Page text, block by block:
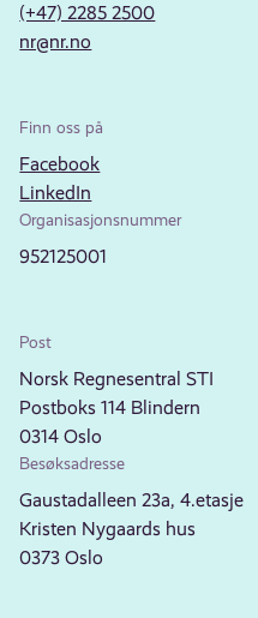
(+47) 2285 2500
nr@nr.no
Finn oss på
Facebook
LinkedIn
Organisasjonsnummer
952125001
Post
Norsk Regnesentral STI
Postboks 114 Blindern
0314 Oslo
Besøksadresse
Gaustadalleen 23a, 4.etasje
Kristen Nygaards hus
0373 Oslo